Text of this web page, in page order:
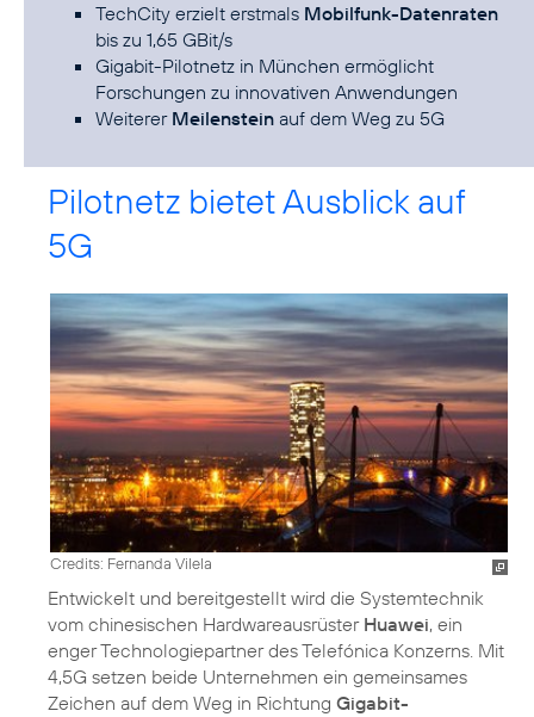
TechCity erzielt erstmals Mobilfunk-Datenraten
bis zu 1,65 GBit/s
Gigabit-Pilotnetz in München ermöglicht
Forschungen zu innovativen Anwendungen
Weiterer Meilenstein auf dem Weg zu 5G
Pilotnetz bietet Ausblick auf
5G
Credits: Fernanda Vilela
Entwickelt und bereitgestellt wird die Systemtechnik
vom chinesischen Hardwareausrüster Huawei, ein
enger Technologiepartner des Telefónica Konzerns. Mit
4,5G setzen beide Unternehmen ein gemeinsames
Zeichen auf dem Weg in Richtung Gigabit-